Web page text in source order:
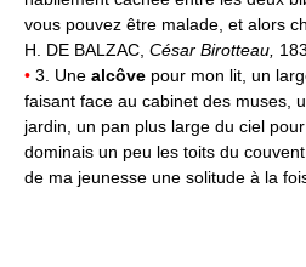
vous pouvez être malade, et alors
H. DE BALZAC, César Birotteau,
• 3. Une alcôve pour mon lit, un
faisant face au cabinet des muses,
jardin, un pan plus large du ciel
dominais un peu les toits du
de ma jeunesse une solitude à la